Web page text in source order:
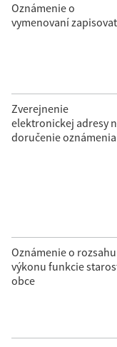
Oznámenie o
vymenovaní
Zverejnenie
elektronickej adresy
doručenie oznámenia
Oznámenie o rozsahu
výkonu funkcie
obce